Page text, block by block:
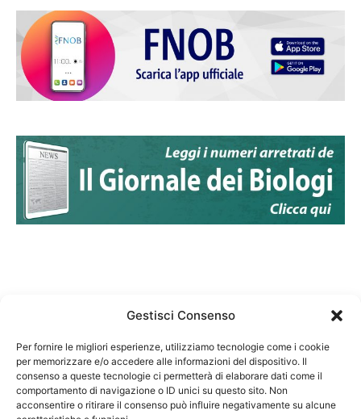
Gestisci Consenso
Per fornire le migliori esperienze, utilizziamo tecnologie come i cookie
per memorizzare e/o accedere alle informazioni del dispositivo. Il
consenso a queste tecnologie ci permetterà di elaborare dati come il
comportamento di navigazione o ID unici su questo sito. Non
acconsentire o ritirare il consenso può influire negativamente su alcune
Federazione Nazionale Degli Ordini dei Biologi:
codice fiscale 80069130583
Responsabile sito internet www.fnob.it: